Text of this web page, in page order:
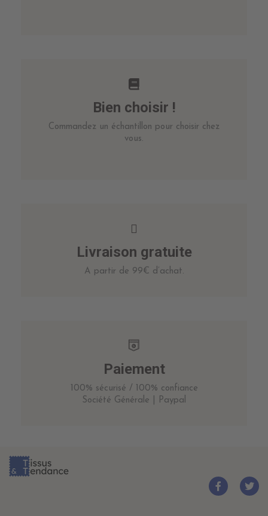
Bien choisir !
Commandez un échantillon pour choisir chez
vous.
Livraison gratuite
A partir de 99€ d’achat.
Paiement
100% sécurisé / 100% confiance
Société Générale | Paypal